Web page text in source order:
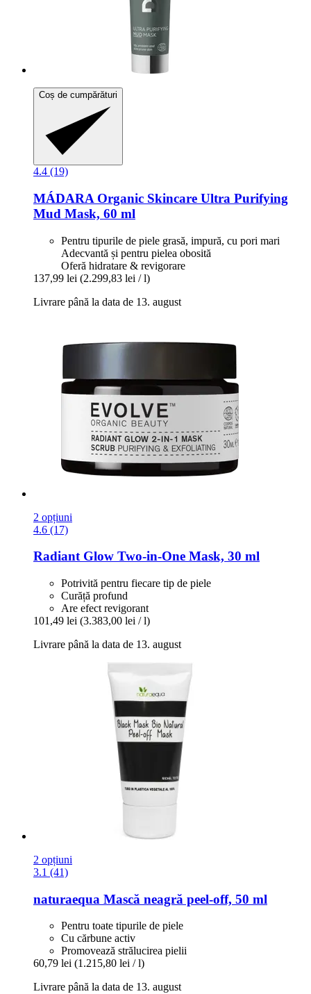
Coș de cumpărături
4.4 (19)
MÁDARA Organic Skincare Ultra Purifying
Mud Mask, 60 ml
Pentru tipurile de piele grasă, impură, cu pori mari
Adecvantă și pentru pielea obosită
Oferă hidratare & revigorare
137,99 lei (2.299,83 lei / l)
Livrare până la data de 13. august
2 opțiuni
4.6 (17)
Radiant Glow Two-​in-​One Mask, 30 ml
Potrivită pentru fiecare tip de piele
Curăță profund
Are efect revigorant
101,49 lei (3.383,00 lei / l)
Livrare până la data de 13. august
2 opțiuni
3.1 (41)
naturaequa Mască neagră peel-​off, 50 ml
Pentru toate tipurile de piele
Cu cărbune activ
Promovează strălucirea pielii
60,79 lei (1.215,80 lei / l)
Livrare până la data de 13. august